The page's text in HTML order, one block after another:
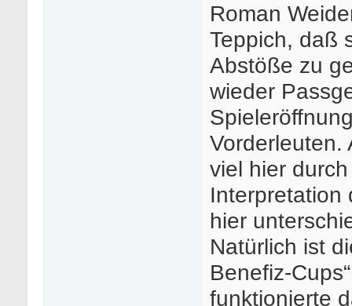
Roman
Teppich, daß
Abstöße zu
wieder
Vorderleuten.
viel hier
Interpretation
hier
Natürlich ist
Benefiz-
funktionierte